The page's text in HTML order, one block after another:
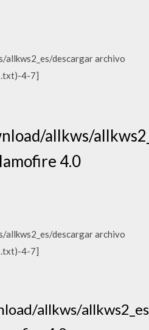
descargar archivo
4-7]
allkws/
4.0
descargar archivo
4-7]
allkws/